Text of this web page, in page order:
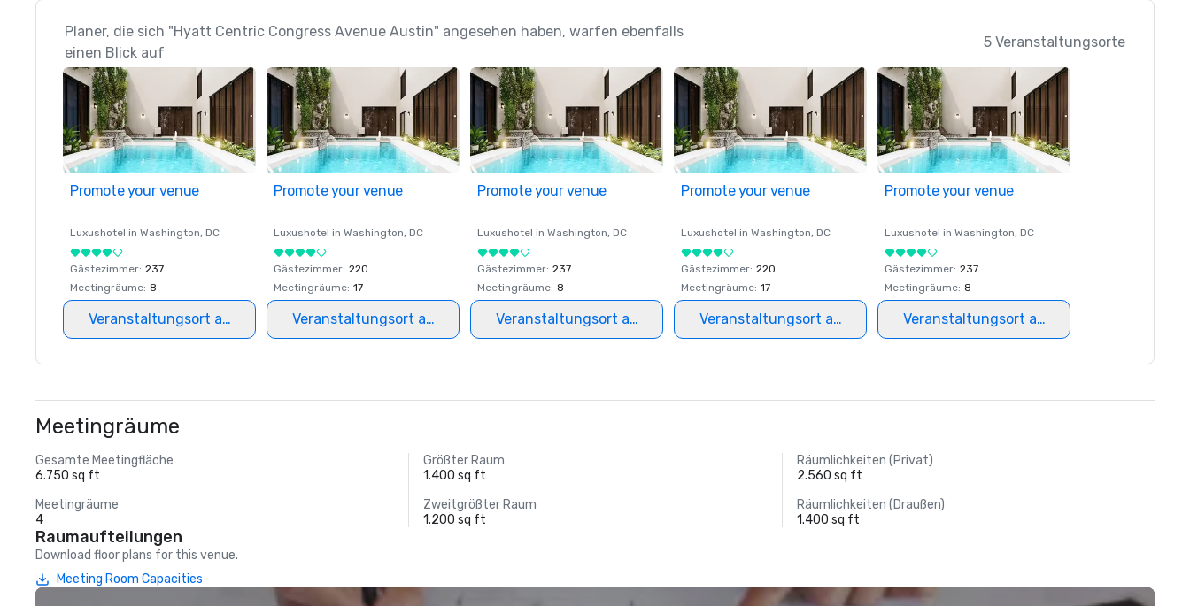
Planer, die sich "Hyatt Centric Congress Avenue Austin" angesehen haben, warfen ebenfalls
einen Blick auf
5 Veranstaltungsorte
Promote your venue
Luxushotel in Washington, DC
Gästezimmer: 237
Meetingräume: 8
Veranstaltungsort auswählen
Promote your venue
Luxushotel in Washington, DC
Gästezimmer: 220
Meetingräume: 17
Veranstaltungsort auswählen
Promote your venue
Luxushotel in Washington, DC
Gästezimmer: 237
Meetingräume: 8
Veranstaltungsort auswählen
Promote your venue
Luxushotel in Washington, DC
Gästezimmer: 220
Meetingräume: 17
Veranstaltungsort auswählen
Promote your venue
Luxushotel in Washington, DC
Gästezimmer: 237
Meetingräume: 8
Veranstaltungsort auswählen
Meetingräume
Gesamte Meetingfläche
6.750 sq ft
Größter Raum
1.400 sq ft
Räumlichkeiten (Privat)
2.560 sq ft
Meetingräume
4
Zweitgrößter Raum
1.200 sq ft
Räumlichkeiten (Draußen)
1.400 sq ft
Raumaufteilungen
Download floor plans for this venue.
Meeting Room Capacities